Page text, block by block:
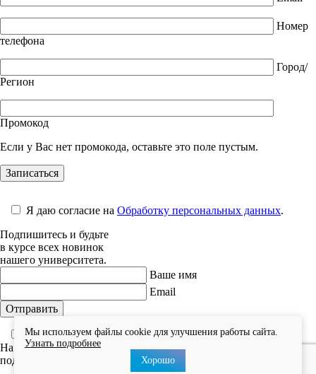
Номер
телефона
Город/
Регион
Промокод
Если у Вас нет промокода, оставьте это поле пустым.
Я даю согласие на Обработку персональных данных.
Подпишитесь и будьте
в курсе всех новинок
нашего университета.
Ваше имя
Email
Я даю согласие наОбработку персональных данных
На ваш email было отправлено письмо со ссылкой
подтверждения подписки ;)
Мы используем файлы cookie для улучшения работы сайта.
Узнать подробнее
Хорошо